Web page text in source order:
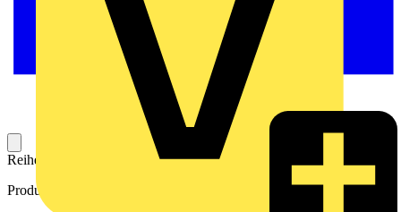
Reihenklemme für die Potentialverteilung. Mit hoher Kontaktdichte.
Produktkennzeichen